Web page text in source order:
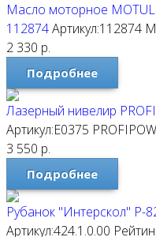
Масло моторное MOTUL
112874Артикул:112874
2 330 р.
Подробнее
Лазерный нивелир
Артикул:E0375
3 550 р.
Подробнее
Рубанок "Интерскол" Р-
Артикул:424.1.0.00